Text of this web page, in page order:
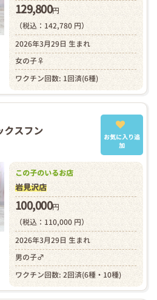
129,800円
（税込：142,780 円）
2026年3月29日 生まれ
女の子♀
ワクチン回数: 1回済(6種)
クスフン
お気に入り追
加
この子のいるお店
岩見沢店
100,000円
（税込：110,000 円）
2026年3月29日 生まれ
男の子♂
ワクチン回数: 2回済(6種・10種)